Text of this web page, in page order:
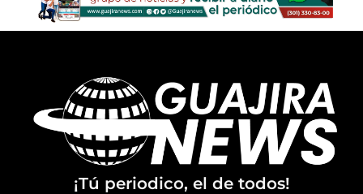
¡Tú periodico, el de todos!